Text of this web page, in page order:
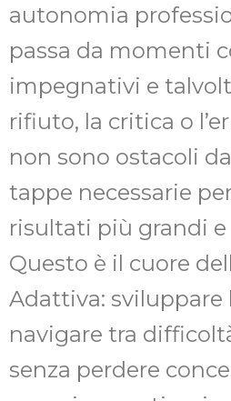
autonomia
passa da momenti
impegnativi e
rifiuto, la critica o
non sono ostacoli
tappe necessarie
risultati più grandi
Questo è il cuore
Adattiva: sviluppare
navigare tra
senza perdere